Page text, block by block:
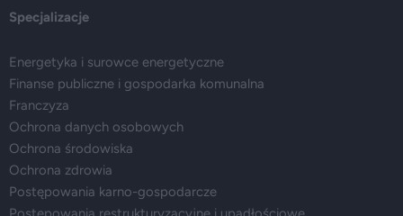
Specjalizacje
Energetyka i surowce energetyczne
Finanse publiczne i gospodarka komunalna
Franczyza
Ochrona danych osobowych
Ochrona środowiska
Ochrona zdrowia
Postępowania karno-gospodarcze